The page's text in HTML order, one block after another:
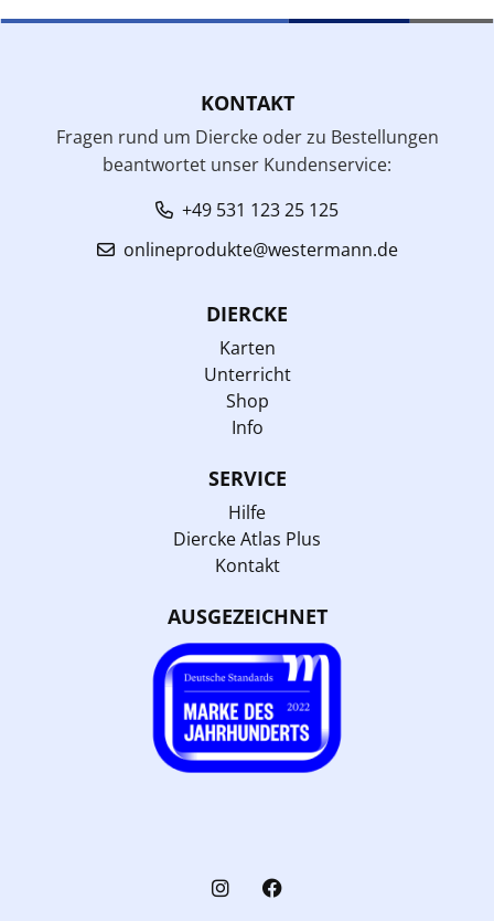
KONTAKT
Fragen rund um Diercke oder zu Bestellungen
beantwortet unser Kundenservice:
+49 531 123 25 125
onlineprodukte@westermann.de
DIERCKE
Karten
Unterricht
Shop
Info
SERVICE
Hilfe
Diercke Atlas Plus
Kontakt
AUSGEZEICHNET